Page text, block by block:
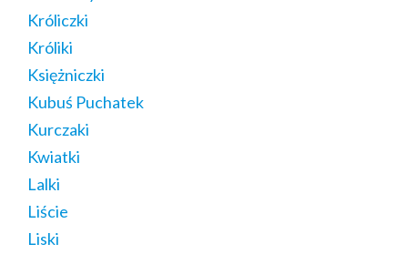
Króliczki
Króliki
Księżniczki
Kubuś Puchatek
Kurczaki
Kwiatki
Lalki
Liście
Liski